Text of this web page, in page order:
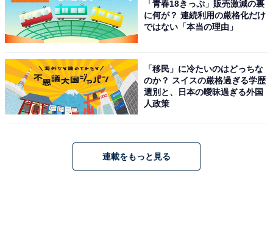
「青春18きっぷ」販売激減の裏
に何が？ 連続利用の厳格化だけ
ではない「本当の理由」
「移民」に冷たいのはどっちな
のか？ スイスの厳格過ぎる学歴
選別と、日本の曖昧過ぎる外国
人政策
連載をもっと見る